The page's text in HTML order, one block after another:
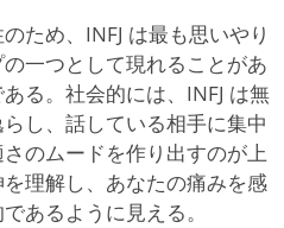
ため、INFJ は最も思いやり
一つとして現れることがあ
る。社会的には、INFJ は無
し、話している相手に集中
のムードを作り出すのが上
理解し、あなたの痛みを感
あるように見える。